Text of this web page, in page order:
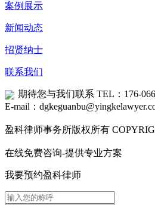
案例展示
新闻动态
招贤纳士
联系我们
期待您与我们联系 TEL：176-
E-mail：
盈科律师事务所版权所有
在线免费咨询-提供专业方案
我要预约盈科律师